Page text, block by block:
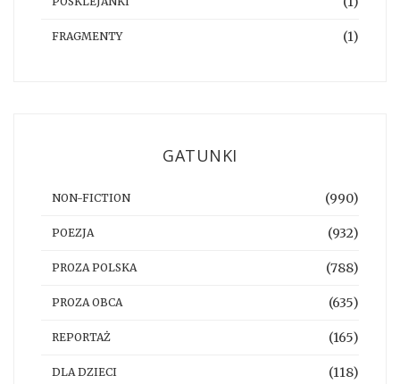
FRAGMENTY (1)
GATUNKI
NON-FICTION (990)
POEZJA (932)
PROZA POLSKA (788)
PROZA OBCA (635)
REPORTAŻ (165)
DLA DZIECI (118)